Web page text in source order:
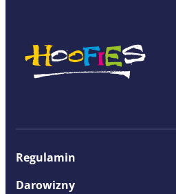
Regulamin
Darowizny